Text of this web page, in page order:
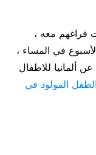
فراغهم معه ،
في المساء ،
ألمانيا للاطفال
المولود في